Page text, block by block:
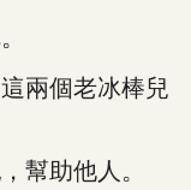
兩個老冰棒兒
助他人。